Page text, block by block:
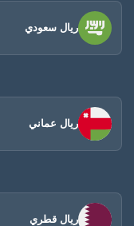
ريال سعودي
ريال عماني
ريال قطري